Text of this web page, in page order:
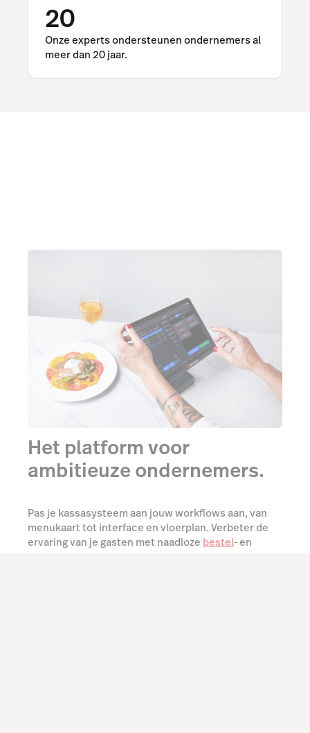
20
Onze experts ondersteunen ondernemers al
meer dan 20 jaar.
Het platform voor
ambitieuze ondernemers.
Pas je kassasysteem aan jouw workflows aan, van
menukaart tot interface en vloerplan. Verbeter de
ervaring van je gasten met naadloze bestel- en